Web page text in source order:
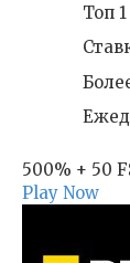
Топ
500% + 50
Play Now